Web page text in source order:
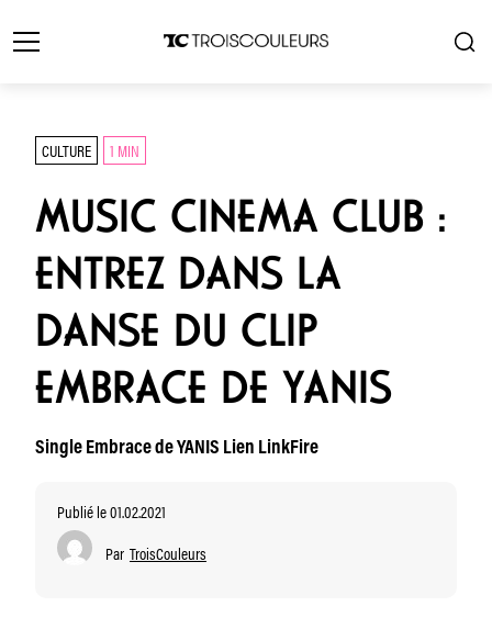
CULTURE 1 MIN
MUSIC CINEMA CLUB :
ENTREZ DANS LA
DANSE DU CLIP
EMBRACE DE YANIS
Single Embrace de YANIS Lien LinkFire
Publié le 01.02.2021
Par TroisCouleurs